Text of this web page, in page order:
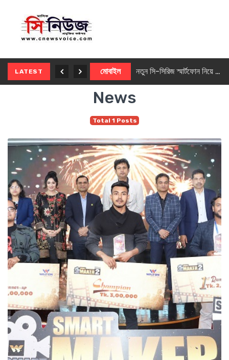
LATEST মোবাইল নতুন সি-সিরিজ স্মার্টফোন নিয়ে আসছে রিয়েলমি
News
Total 1 Posts